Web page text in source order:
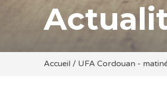
Accueil / UFA Cordouan -